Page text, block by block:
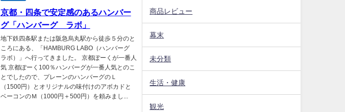
京都・四条で安定感のあるハンバー
グ「ハンバーグ ラボ」
地下鉄四条駅または阪急烏丸駅から徒歩５分のと
ころにある、「HAMBURG LABO（ハンバーグ
ラボ）」へ行ってきました。 京都ぽーくが一番人
気 京都ぽーく100％ハンバーグが一番人気とのこ
とでしたので、プレーンのハンバーグのＬ
（1500円）とオリジナルの味付けのアボカドと
ベーコンのＭ（1000円＋500円）を頼みまし...
商品レビュー
幕末
未分類
生活・健康
観光